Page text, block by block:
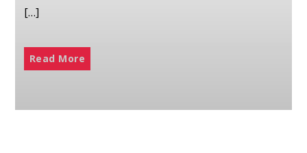
[…]
Read More